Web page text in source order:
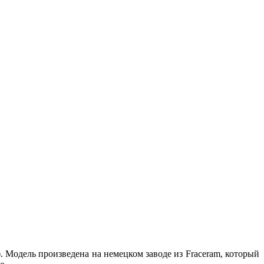
произведена на немецком заводе из Fraceram, который